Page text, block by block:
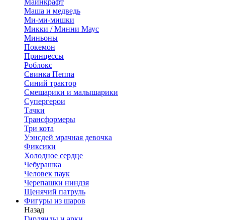
Майнкрафт
Маша и медведь
Ми-ми-мишки
Микки / Минни Маус
Миньоны
Покемон
Принцессы
Роблокс
Свинка Пеппа
Синий трактор
Смешарики и малышарики
Супергерои
Тачки
Трансформеры
Три кота
Уэнсдей мрачная девочка
Фиксики
Холодное сердце
Чебурашка
Человек паук
Черепашки ниндзя
Щенячий патруль
Фигуры из шаров
Назад